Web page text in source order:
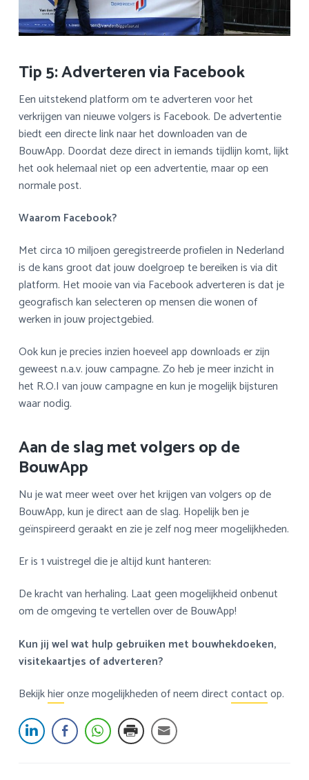
Tip 5: Adverteren via Facebook
Een uitstekend platform om te adverteren voor het
verkrijgen van nieuwe volgers is Facebook. De advertentie
biedt een directe link naar het downloaden van de
BouwApp. Doordat deze direct in iemands tijdlijn komt, lijkt
het ook helemaal niet op een advertentie, maar op een
normale post.
Waarom Facebook?
Met circa 10 miljoen geregistreerde profielen in Nederland
is de kans groot dat jouw doelgroep te bereiken is via dit
platform. Het mooie van via Facebook adverteren is dat je
geografisch kan selecteren op mensen die wonen of
werken in jouw projectgebied.
Ook kun je precies inzien hoeveel app downloads er zijn
geweest n.a.v. jouw campagne. Zo heb je meer inzicht in
het R.O.I van jouw campagne en kun je mogelijk bijsturen
waar nodig.
Aan de slag met volgers op de
BouwApp
Nu je wat meer weet over het krijgen van volgers op de
BouwApp, kun je direct aan de slag. Hopelijk ben je
geïnspireerd geraakt en zie je zelf nog meer mogelijkheden.
Er is 1 vuistregel die je altijd kunt hanteren:
De kracht van herhaling. Laat geen mogelijkheid onbenut
om de omgeving te vertellen over de BouwApp!
Kun jij wel wat hulp gebruiken met bouwhekdoeken,
visitekaartjes of adverteren?
Bekijkhieronze mogelijkheden of neem directcontactop.